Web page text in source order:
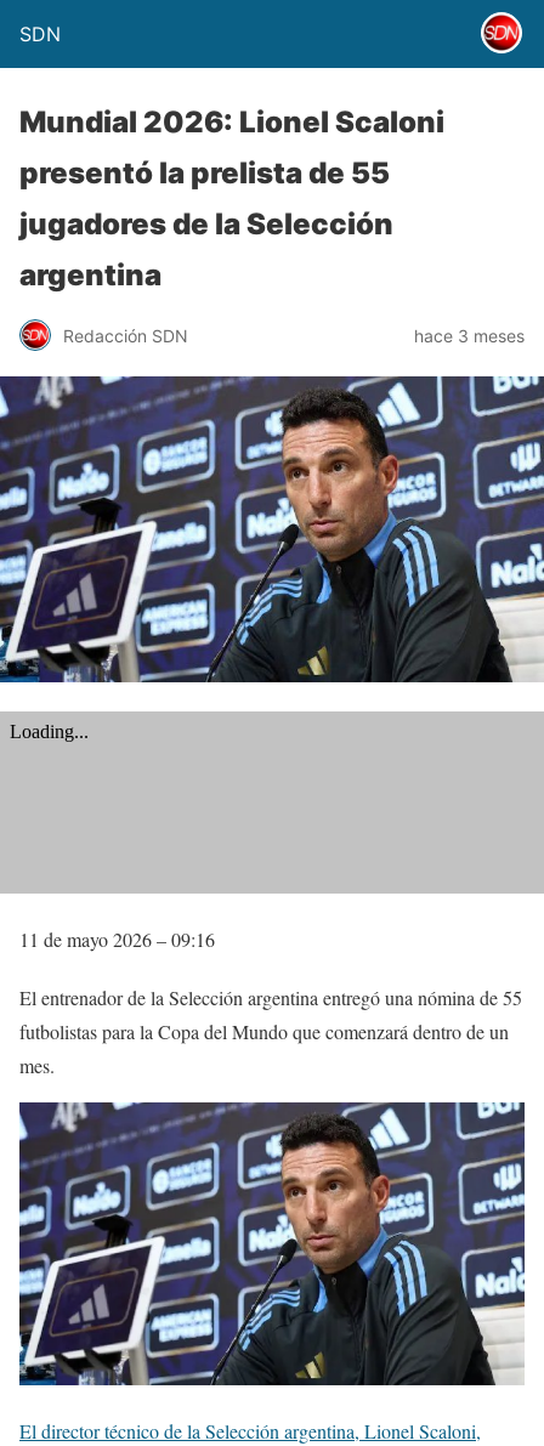
SDN
Mundial 2026: Lionel Scaloni
presentó la prelista de 55
jugadores de la Selección
argentina
Redacción SDN hace 3 meses
11 de mayo 2026 – 09:16
El entrenador de la Selección argentina entregó una nómina de 55
futbolistas para la Copa del Mundo que comenzará dentro de un
mes.
El director técnico de la Selección argentina, Lionel Scaloni,